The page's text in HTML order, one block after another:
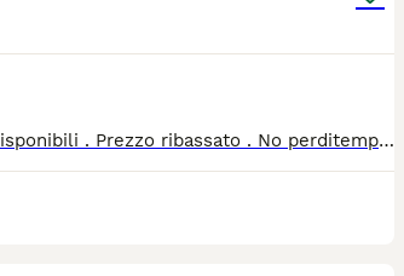
Ultimi due maschietti disponibili . Prezzo ribassato . No perditempo . Conoscere bene la razza . Visibili e pronti da subito